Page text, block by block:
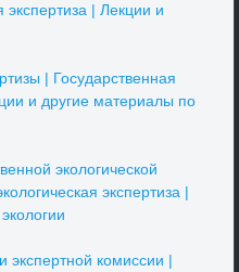
экспертиза | Лекции и
| Государственная
и другие материалы по
экологической
экспертиза |
экспертной комиссии |